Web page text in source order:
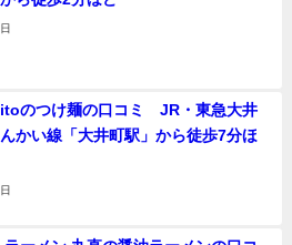
のつけ麺の口コミ JR・東急大井
かい線「大井町駅」から徒歩7分ほ